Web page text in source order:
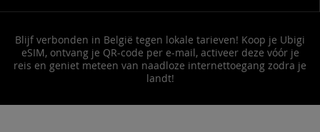
Blijf verbonden in België tegen lokale tarieven! Koop je Ubigi
eSIM, ontvang je QR-code per e-mail, activeer deze vóór je
reis en geniet meteen van naadloze internettoegang zodra je
landt!